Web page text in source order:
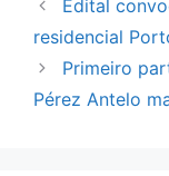
Edital
residencial
Primeiro
Pérez Antelo